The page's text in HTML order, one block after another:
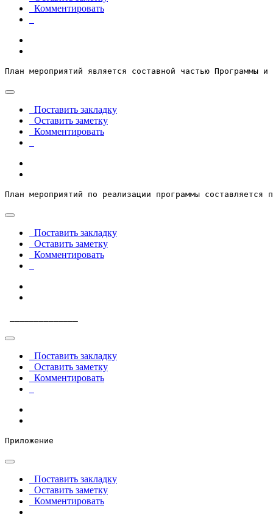
Комментировать
План мероприятий является составной частью Программы
Поставить закладку
Оставить заметку
Комментировать
План мероприятий по реализации программы
Поставить закладку
Оставить заметку
Комментировать
Поставить закладку
Оставить заметку
Комментировать
Приложение
Поставить закладку
Оставить заметку
Комментировать